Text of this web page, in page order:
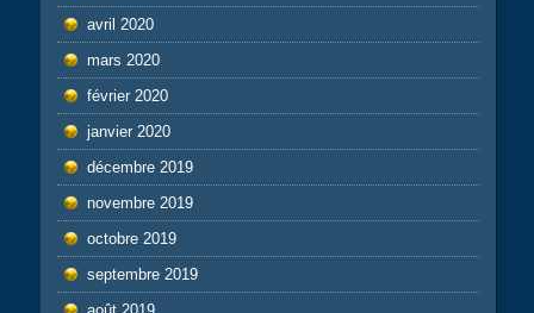
avril 2020
mars 2020
février 2020
janvier 2020
décembre 2019
novembre 2019
octobre 2019
septembre 2019